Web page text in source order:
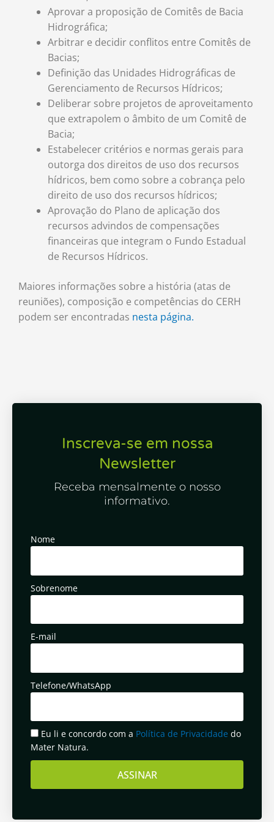
Aprovar a proposição de Comitês de Bacia
Hidrográfica;
Arbitrar e decidir conflitos entre Comitês de
Bacias;
Definição das Unidades Hidrográficas de
Gerenciamento de Recursos Hídricos;
Deliberar sobre projetos de aproveitamento
que extrapolem o âmbito de um Comitê de
Bacia;
Estabelecer critérios e normas gerais para
outorga dos direitos de uso dos recursos
hídricos, bem como sobre a cobrança pelo
direito de uso dos recursos hídricos;
Aprovação do Plano de aplicação dos
recursos advindos de compensações
financeiras que integram o Fundo Estadual
de Recursos Hídricos.
Maiores informações sobre a história (atas de
reuniões), composição e competências do CERH
podem ser encontradas nesta página.
Inscreva-se em nossa
Newsletter
Receba mensalmente o nosso
informativo.
Nome
Sobrenome
E-mail
Telefone/WhatsApp
Eu li e concordo com a Política de Privacidade do
Mater Natura.
ASSINAR